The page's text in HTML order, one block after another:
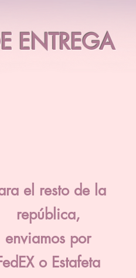
ENTREGA
el resto de la
república,
enviamos por
o Estafeta